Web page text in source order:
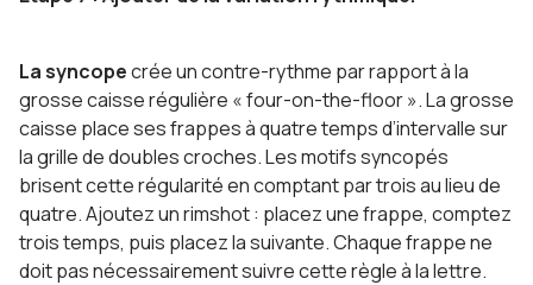
La syncopecrée un contre-rythme par rapport à la
grosse caisse régulière « four-on-the-floor ». La grosse
caisse place ses frappes à quatre temps d’intervalle sur
la grille de doubles croches. Les motifs syncopés
brisent cette régularité en comptant par trois au lieu de
quatre. Ajoutez un rimshot : placez une frappe, comptez
trois temps, puis placez la suivante. Chaque frappe ne
doit pas nécessairement suivre cette règle à la lettre.